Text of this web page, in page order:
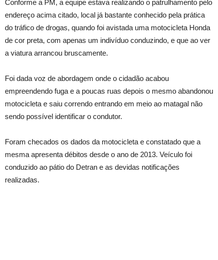
Conforme a PM, a equipe estava realizando o patrulhamento pelo
endereço acima citado, local já bastante conhecido pela prática
do tráfico de drogas, quando foi avistada uma motocicleta Honda
de cor preta, com apenas um indivíduo conduzindo, e que ao ver
a viatura arrancou bruscamente.
Foi dada voz de abordagem onde o cidadão acabou
empreendendo fuga e a poucas ruas depois o mesmo abandonou
motocicleta e saiu correndo entrando em meio ao matagal não
sendo possível identificar o condutor.
Foram checados os dados da motocicleta e constatado que a
mesma apresenta débitos desde o ano de 2013. Veículo foi
conduzido ao pátio do Detran e as devidas notificações
realizadas.